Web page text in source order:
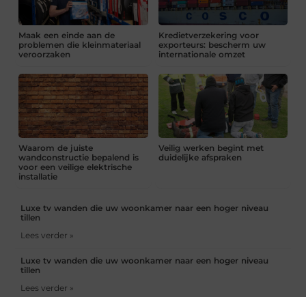
Maak een einde aan de
problemen die kleinmateriaal
veroorzaken
Kredietverzekering voor
exporteurs: bescherm uw
internationale omzet
Waarom de juiste
wandconstructie bepalend is
voor een veilige elektrische
installatie
Veilig werken begint met
duidelijke afspraken
Luxe tv wanden die uw woonkamer naar een hoger niveau
tillen
Lees verder »
Luxe tv wanden die uw woonkamer naar een hoger niveau
tillen
Lees verder »